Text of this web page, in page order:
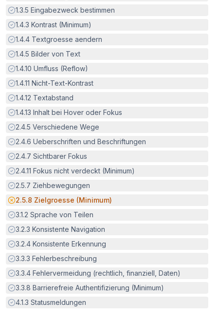
Erfüllt:
1.3.5 Eingabezweck bestimmen
Erfüllt:
1.4.3 Kontrast (Minimum)
Erfüllt:
1.4.4 Textgroesse aendern
Erfüllt:
1.4.5 Bilder von Text
Erfüllt:
1.4.10 Umfluss (Reflow)
Erfüllt:
1.4.11 Nicht-Text-Kontrast
Erfüllt:
1.4.12 Textabstand
Erfüllt:
1.4.13 Inhalt bei Hover oder Fokus
Erfüllt:
2.4.5 Verschiedene Wege
Erfüllt:
2.4.6 Ueberschriften und Beschriftungen
Erfüllt:
2.4.7 Sichtbarer Fokus
Erfüllt:
2.4.11 Fokus nicht verdeckt (Minimum)
Erfüllt:
2.5.7 Ziehbewegungen
Potenzielle Barriere:
2.5.8 Zielgroesse (Minimum)
Erfüllt:
3.1.2 Sprache von Teilen
Erfüllt:
3.2.3 Konsistente Navigation
Erfüllt:
3.2.4 Konsistente Erkennung
Erfüllt:
3.3.3 Fehlerbeschreibung
Erfüllt:
3.3.4 Fehlervermeidung (rechtlich, finanziell, Daten)
Erfüllt:
3.3.8 Barrierefreie Authentifizierung (Minimum)
Erfüllt:
4.1.3 Statusmeldungen